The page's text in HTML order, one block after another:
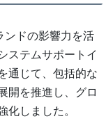
ンドの影響力を活
ステムサポートイ
通じて、包括的な
開を推進し、グロ
化しました。